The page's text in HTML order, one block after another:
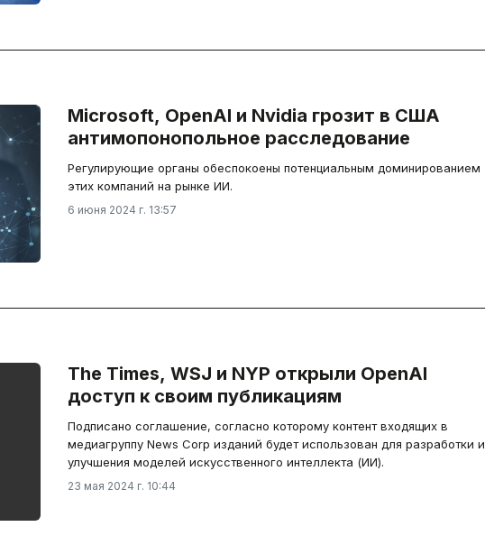
Microsoft, OpenAI и Nvidia грозит в США
антимопонопольное расследование
Регулирующие органы обеспокоены потенциальным доминированием
этих компаний на рынке ИИ.
6 июня 2024 г. 13:57
The Times, WSJ и NYP открыли OpenAI
доступ к своим публикациям
Подписано соглашение, согласно которому контент входящих в
медиагруппу News Corp изданий будет использован для разработки и
улучшения моделей искусственного интеллекта (ИИ).
23 мая 2024 г. 10:44